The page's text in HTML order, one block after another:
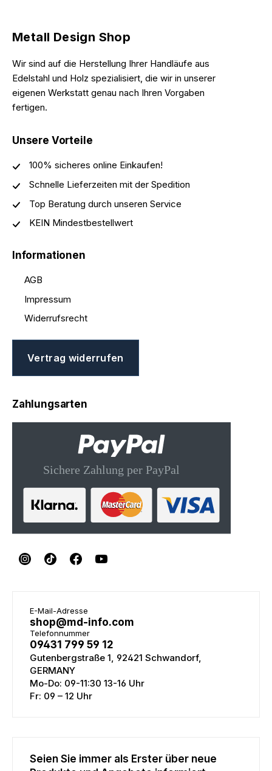
Metall Design Shop
Wir sind auf die Herstellung Ihrer Handläufe aus
Edelstahl und Holz spezialisiert, die wir in unserer
eigenen Werkstatt genau nach Ihren Vorgaben
fertigen.
Unsere Vorteile
100% sicheres online Einkaufen!
Schnelle Lieferzeiten mit der Spedition
Top Beratung durch unseren Service
KEIN Mindestbestellwert
Informationen
AGB
Impressum
Widerrufsrecht
Vertrag widerrufen
Zahlungsarten
E-Mail-Adresse
shop@md-info.com
Telefonnummer
09431 799 59 12
Gutenbergstraße 1, 92421 Schwandorf,
GERMANY
Mo-Do: 09-11:30 13-16 Uhr
Fr: 09 – 12 Uhr
Seien Sie immer als Erster über neue